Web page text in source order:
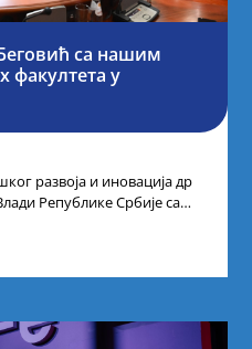
са нашим
факултета у
развоја и иновација др
Републике Србије са